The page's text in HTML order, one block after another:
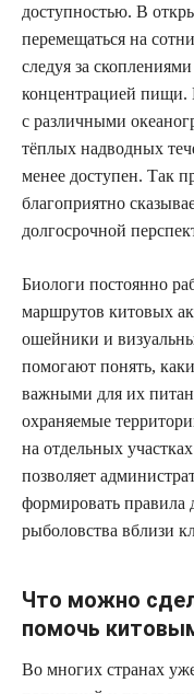
доступностью. В
перемещаться на
следуя за
концентрацией пищи.
с различными
тёплых надводных
менее доступен. Так
благоприятно
долгосрочной
Биологи постоянно
маршрутов китовых
ошейники и
помогают понять,
важными для их
охраняемые
на отдельных
позволяет
формировать правила
рыболовства вблизи
Что можно
помочь
Во многих странах